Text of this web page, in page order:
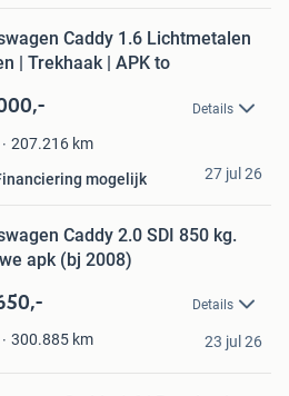
Caddy 1.6 Lichtmetalen
| Trekhaak | APK to
Details
207.216 km
mogelijk 27 jul 26
Caddy 2.0 SDI 850 kg.
apk (bj 2008)
Details
300.885 km 23 jul 26